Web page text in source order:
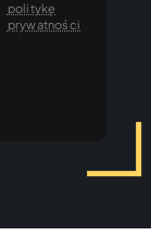
politykę
prywatności